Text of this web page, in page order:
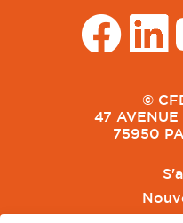
©
47 AVENUE
75950